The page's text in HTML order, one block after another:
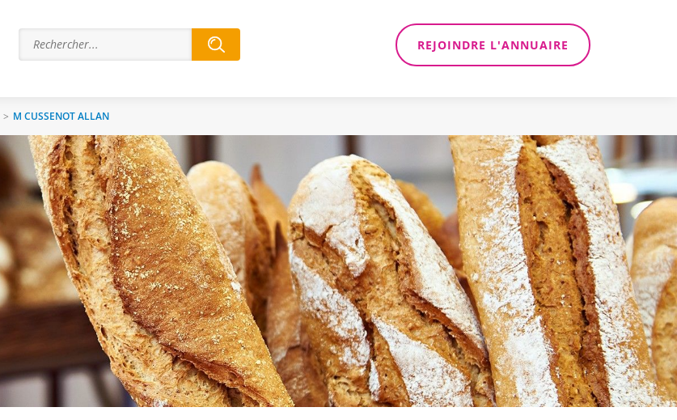
REJOINDRE L'ANNUAIRE
> M CUSSENOT ALLAN